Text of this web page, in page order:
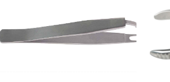
PINÇA - 3390